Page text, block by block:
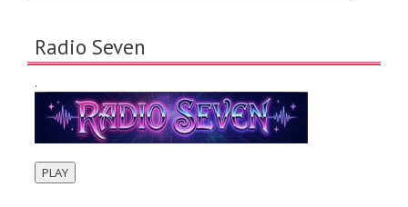
Radio Seven
.
PLAY